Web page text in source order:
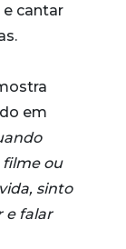
cantar
em
filme ou
sinto
e falar